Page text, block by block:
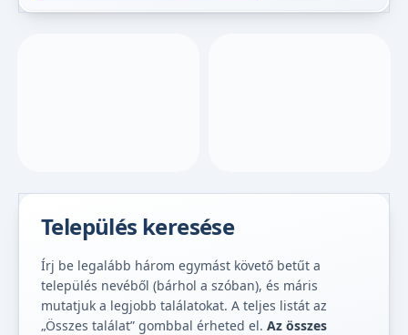
Település keresése
Írj be legalább három egymást követő betűt a
település nevéből (bárhol a szóban), és máris
mutatjuk a legjobb találatokat. A teljes listát az
„Összes találat” gombbal érheted el. Az összes